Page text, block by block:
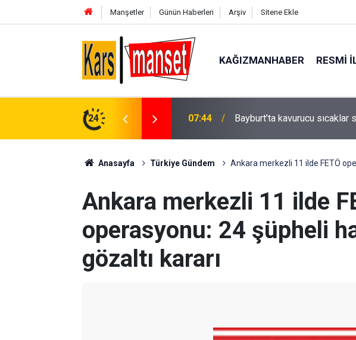
Manşetler Günün Haberleri Arşiv Sitene Ekle
KAĞIZMANHABER RESMI
24 07:16 Deniz astsubay adayları
Anasayfa Türkiye Gündem Ankara merkezli 11 ilde FETÖ
Ankara merkezli 11 ilde
operasyonu: 24 şüpheli
gözaltı kararı